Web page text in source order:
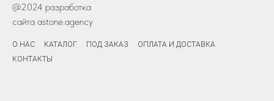
@2024 разработка
сайта astone.agency
О НАС КАТАЛОГ ПОД ЗАКАЗ
ОПЛАТА И ДОСТАВКА
КОНТАКТЫ